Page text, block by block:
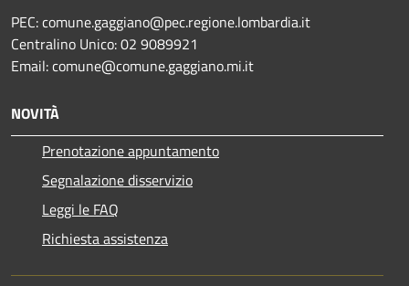
PEC: comune.gaggiano@pec.regione.lombardia.it
Centralino Unico: 02 9089921
Email: comune@comune.gaggiano.mi.it
NOVITÀ
Prenotazione appuntamento
Segnalazione disservizio
Leggi le FAQ
Richiesta assistenza